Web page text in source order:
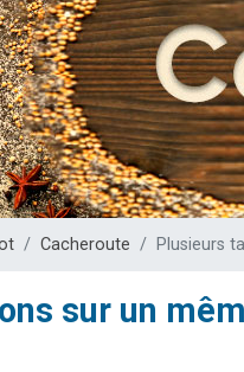
17 personnes viennent
4 personnes viennent de
Il reste 49 places pour
Eva vient de donner son
Eli vient de donner son
Cacheroute Plusieurs
sur un